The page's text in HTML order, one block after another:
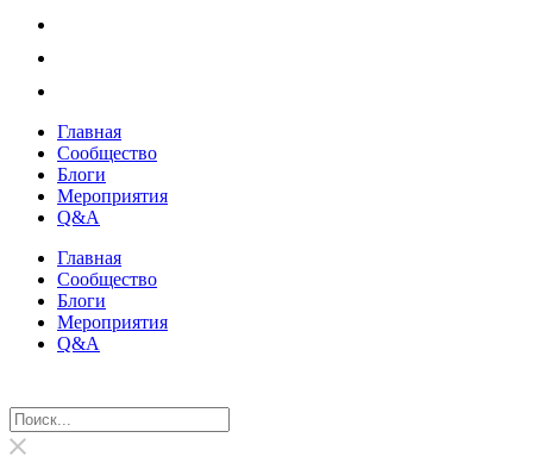
Главная
Сообщество
Блоги
Мероприятия
Q&A
Главная
Сообщество
Блоги
Мероприятия
Q&A